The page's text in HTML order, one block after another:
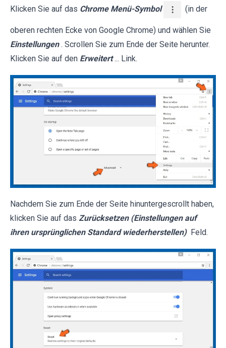
Klicken Sie auf das Chrome Menü-Symbol (in der
oberen rechten Ecke von Google Chrome) und wählen Sie
Einstellungen . Scrollen Sie zum Ende der Seite herunter.
Klicken Sie auf den Erweitert ... Link.
Nachdem Sie zum Ende der Seite hinuntergescrollt haben,
klicken Sie auf das Zurücksetzen (Einstellungen auf
ihren ursprünglichen Standard wiederherstellen) Feld.